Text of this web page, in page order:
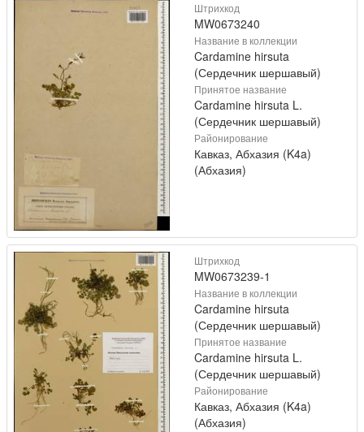
Штрихкод
MW0673240
Название в коллекции
Cardamine hirsuta
(Сердечник шершавый)
Принятое название
Cardamine hirsuta L.
(Сердечник шершавый)
Районирование
Кавказ, Абхазия (K4a)
(Абхазия)
Штрихкод
MW0673239-1
Название в коллекции
Cardamine hirsuta
(Сердечник шершавый)
Принятое название
Cardamine hirsuta L.
(Сердечник шершавый)
Районирование
Кавказ, Абхазия (K4a)
(Абхазия)